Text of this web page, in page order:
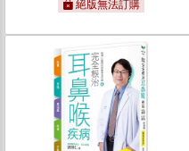
絕版無法訂購